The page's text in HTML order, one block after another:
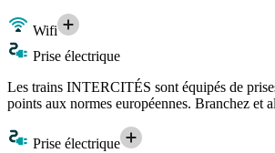
Wifi
Prise électrique
Les trains INTERCITÉS sont équipés de
points aux normes européennes. Branchez et
Prise électrique